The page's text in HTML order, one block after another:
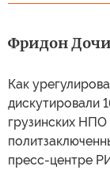
Фридон
Как
дискутировали
грузинских
пресс-центре